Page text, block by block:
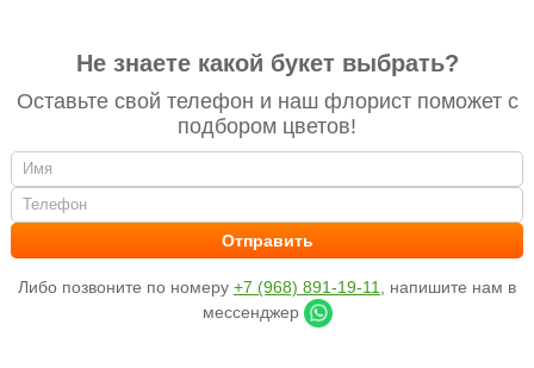
Не знаете какой букет выбрать?
Оставьте свой телефон и наш флорист поможет с
подбором цветов!
Либо позвоните по номеру +7 (968) 891-19-11
, напишите нам в
мессенджер